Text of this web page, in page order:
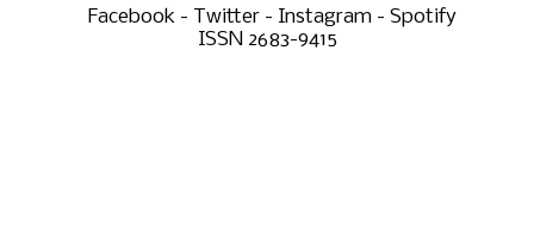
Facebook - Twitter - Instagram - Spotify
ISSN 2683-9415